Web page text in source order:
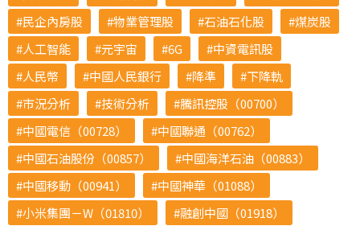
民企內房股
物業管理股 石油石化股
煤炭股
人工智能
元宇宙 6G
中資電訊股
人民幣
中國人民銀行 降準
下降軌
市況分析
技術分析
騰訊控股（00700）
中國電信（00728）
中國聯通（00762）
中國石油股份（00857）
中國海洋石油（00883）
中國移動（00941）
中國神華（01088）
小米集團－W（01810）
融創中國（01918）